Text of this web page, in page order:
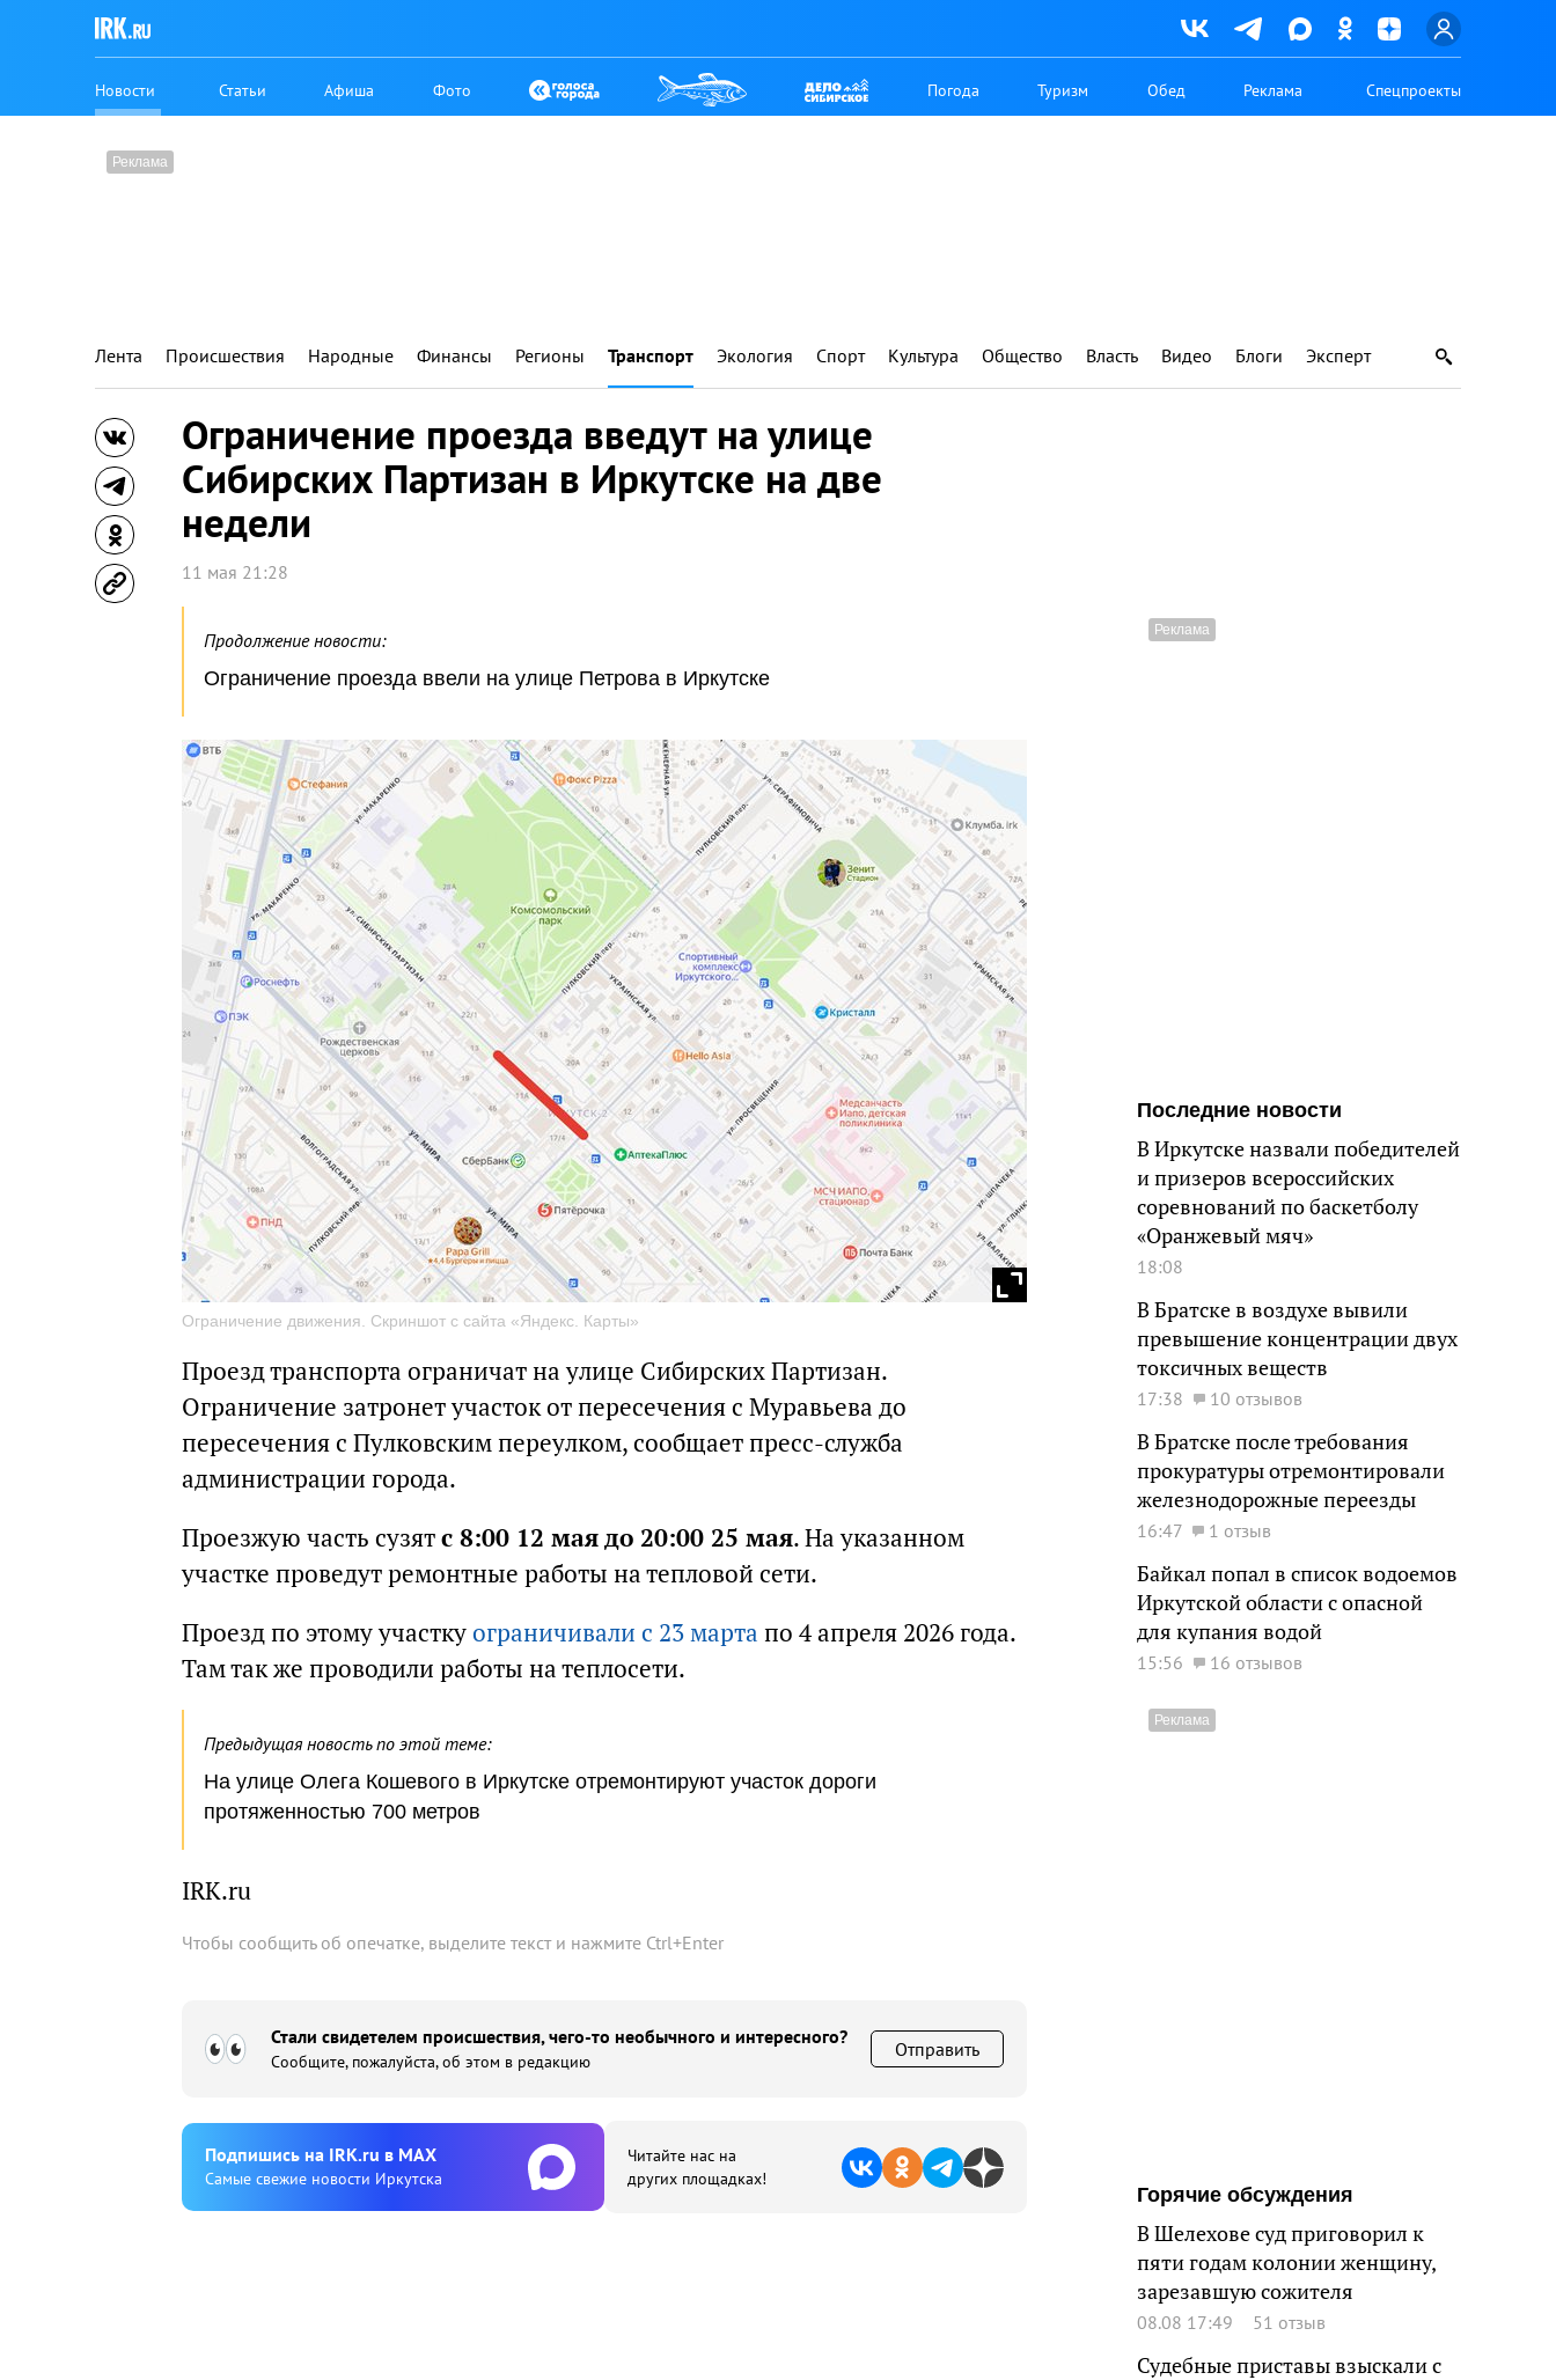
Новости Статьи Афиша Фото Погода Туризм Обед Реклама Спецпроекты
Лента Происшествия Народные Финансы Регионы Транспорт Экология Спорт Культура Общество Власть Видео Блоги Эксперт
Ограничение проезда введут на улице
Сибирских Партизан в Иркутске на две
недели
11 мая 21:28
Продолжение новости:
Ограничение проезда ввели на улице Петрова в Иркутске
Ограничение движения. Скриншот с сайта «Яндекс. Карты»
Проезд транспорта ограничат на улице Сибирских Партизан.
Ограничение затронет участок от пересечения с Муравьева до
пересечения с Пулковским переулком, сообщает пресс-служба
администрации города.
Проезжую часть сузятс 8:00 12 мая до 20:00 25 мая. На указанном
участке проведут ремонтные работы на тепловой сети.
Проезд по этому участкуограничивали с 23 марта по 4 апреля 2026 года.
Там так же проводили работы на теплосети.
Предыдущая новость по этой теме:
На улице Олега Кошевого в Иркутске отремонтируют участок дороги
протяженностью 700 метров
IRK.ru
Чтобы сообщить об опечатке, выделите текст и нажмите Ctrl+Enter
Стали свидетелем происшествия, чего-то необычного и интересного?
Сообщите, пожалуйста, об этом в редакцию
Отправить
Подпишиcь на IRK.ru в MAX
Cамые свежие новости Иркутска
Читайте нас на
других площадках!
Последние новости
В Иркутске назвали победителей
и призеров всероссийских
соревнований по баскетболу
«Оранжевый мяч»
18:08
В Братске в воздухе вывили
превышение концентрации двух
токсичных веществ
17:38 10 отзывов
В Братске после требования
прокуратуры отремонтировали
железнодорожные переезды
16:47 1 отзыв
Байкал попал в список водоемов
Иркутской области с опасной
для купания водой
15:56 16 отзывов
Горячие обсуждения
В Шелехове суд приговорил к
пяти годам колонии женщину,
зарезавшую сожителя
08.08 17:49 51 отзыв
Судебные приставы взыскали с